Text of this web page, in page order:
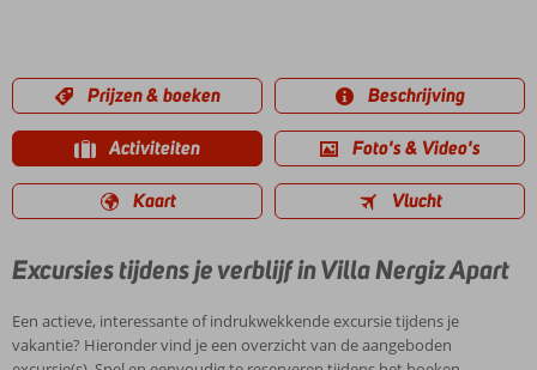
Prijzen & boeken Beschrijving
Activiteiten Foto's & Video's
Kaart Vlucht
Excursies tijdens je verblijf in Villa Nergiz Apart
Een actieve, interessante of indrukwekkende excursie tijdens je
vakantie? Hieronder vind je een overzicht van de aangeboden